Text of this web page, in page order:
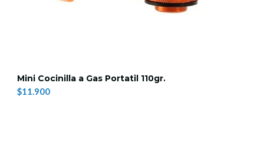
Mini Cocinilla a Gas Portatil 110gr.
$11.900